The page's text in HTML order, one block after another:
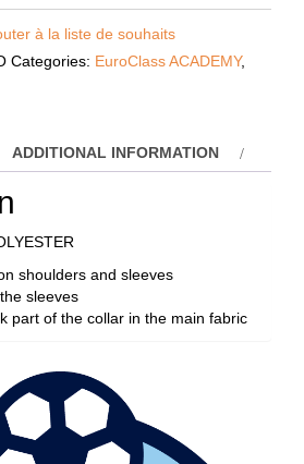
à la liste de souhaits
Categories: EuroClass ACADEMY,
ADDITIONAL INFORMATION
shoulders and sleeves
sleeves
part of the collar in the main fabric